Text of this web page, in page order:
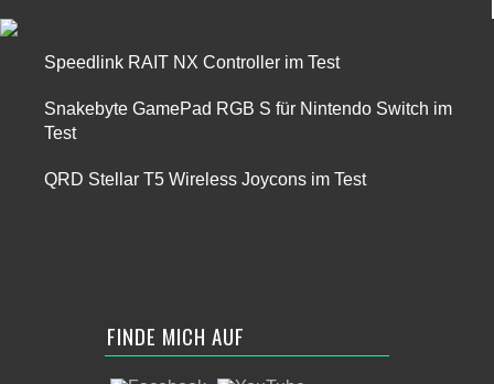
Speedlink RAIT NX Controller im Test
Snakebyte GamePad RGB S für Nintendo Switch im
Test
QRD Stellar T5 Wireless Joycons im Test
FINDE MICH AUF